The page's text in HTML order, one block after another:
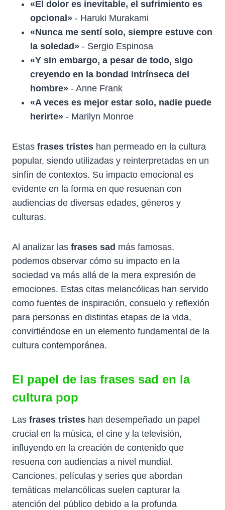
«El dolor es inevitable, el sufrimiento es
opcional» - Haruki Murakami
«Nunca me sentí solo, siempre estuve con
la soledad» - Sergio Espinosa
«Y sin embargo, a pesar de todo, sigo
creyendo en la bondad intrínseca del
hombre» - Anne Frank
«A veces es mejor estar solo, nadie puede
herirte» - Marilyn Monroe
Estas frases tristes han permeado en la cultura
popular, siendo utilizadas y reinterpretadas en un
sinfín de contextos. Su impacto emocional es
evidente en la forma en que resuenan con
audiencias de diversas edades, géneros y
culturas.
Al analizar las frases sad más famosas,
podemos observar cómo su impacto en la
sociedad va más allá de la mera expresión de
emociones. Estas citas melancólicas han servido
como fuentes de inspiración, consuelo y reflexión
para personas en distintas etapas de la vida,
convirtiéndose en un elemento fundamental de la
cultura contemporánea.
El papel de las frases sad en la
cultura pop
Las frases tristes han desempeñado un papel
crucial en la música, el cine y la televisión,
influyendo en la creación de contenido que
resuena con audiencias a nivel mundial.
Canciones, películas y series que abordan
temáticas melancólicas suelen capturar la
atención del público debido a la profunda